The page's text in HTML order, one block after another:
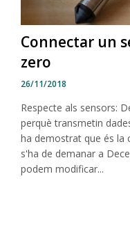
Connectar un
zero
26/11/2018
Respecte als sensors:
perquè transmetin
ha demostrat que és la
s'ha de demanar a
podem modificar...